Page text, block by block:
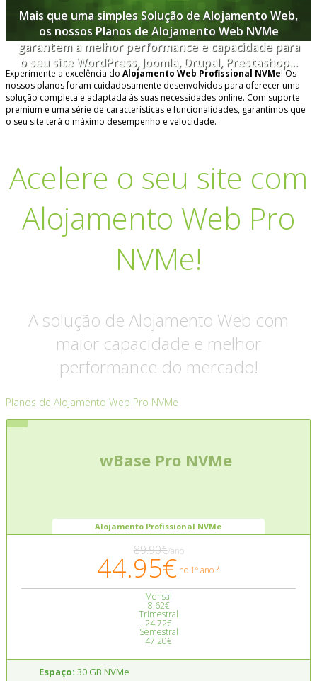
Mais que uma simples Solução de Alojamento Web,
os nossos Planos de Alojamento Web NVMe
garantem a melhor performance e capacidade para
o seu site WordPress, Joomla, Drupal, Prestashop...
Experimente a excelência do Alojamento Web Profissional NVMe! Os
nossos planos foram cuidadosamente desenvolvidos para oferecer uma
solução completa e adaptada às suas necessidades online. Com suporte
premium e uma série de características e funcionalidades, garantimos que
o seu site terá o máximo desempenho e velocidade.
Acelere o seu site com
Alojamento Web Pro
NVMe!
A solução de Alojamento Web com
maior capacidade e melhor
performance do mercado!
Planos de Alojamento Web Pro NVMe
wBase Pro NVMe
Alojamento Profissional NVMe
89.90€/ano
44.95€ no 1º ano *
Mensal
8.62€
Trimestral
24.72€
Semestral
47.20€
Espaço: 30 GB NVMe